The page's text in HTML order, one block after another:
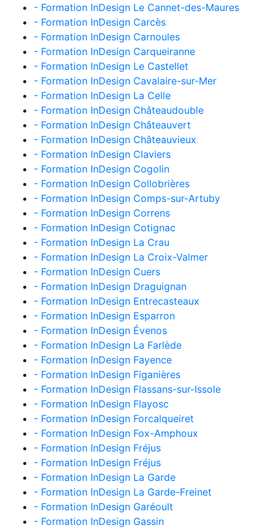
- Formation InDesign Le Cannet-des-Maures
- Formation InDesign Carcès
- Formation InDesign Carnoules
- Formation InDesign Carqueiranne
- Formation InDesign Le Castellet
- Formation InDesign Cavalaire-sur-Mer
- Formation InDesign La Celle
- Formation InDesign Châteaudouble
- Formation InDesign Châteauvert
- Formation InDesign Châteauvieux
- Formation InDesign Claviers
- Formation InDesign Cogolin
- Formation InDesign Collobrières
- Formation InDesign Comps-sur-Artuby
- Formation InDesign Correns
- Formation InDesign Cotignac
- Formation InDesign La Crau
- Formation InDesign La Croix-Valmer
- Formation InDesign Cuers
- Formation InDesign Draguignan
- Formation InDesign Entrecasteaux
- Formation InDesign Esparron
- Formation InDesign Évenos
- Formation InDesign La Farlède
- Formation InDesign Fayence
- Formation InDesign Figanières
- Formation InDesign Flassans-sur-Issole
- Formation InDesign Flayosc
- Formation InDesign Forcalqueiret
- Formation InDesign Fox-Amphoux
- Formation InDesign Fréjus
- Formation InDesign Fréjus
- Formation InDesign La Garde
- Formation InDesign La Garde-Freinet
- Formation InDesign Garéoult
- Formation InDesign Gassin